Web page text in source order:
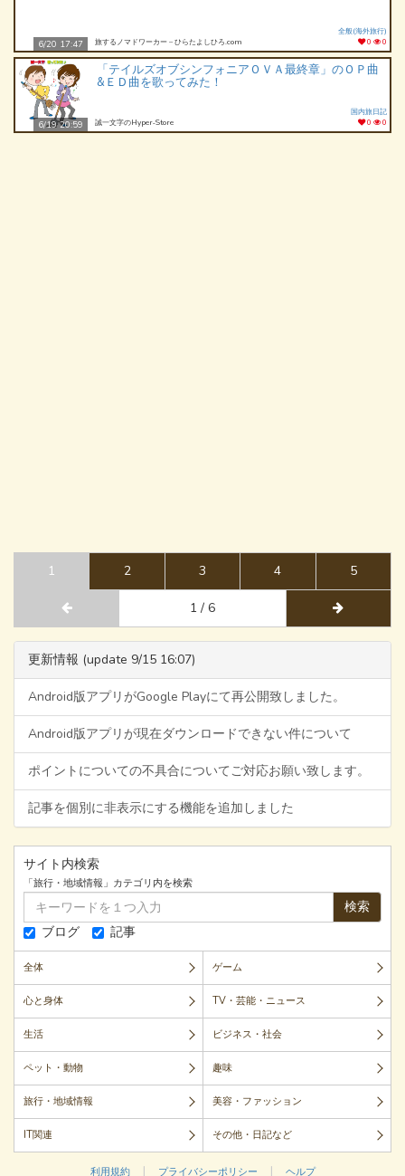
6/20 17:47 旅するノマドワーカー – ひらたよしひろ.com
全般(海外旅行)
0
0
6/19 20:59
「テイルズオブシンフォニアＯＶＡ最終章」のＯＰ曲
&ＥＤ曲を歌ってみた！
誠一文字のHyper‐Store
国内旅日記
0
0
1 2 3 4 5
1 / 6
更新情報 (update 9/15 16:07)
Android版アプリがGoogle Playにて再公開致しました。
Android版アプリが現在ダウンロードできない件について
ポイントについての不具合についてご対応お願い致します。
記事を個別に非表示にする機能を追加しました
サイト内検索
「旅行・地域情報」カテゴリ内を検索
検索
ブログ
記事
全体 ゲーム
心と身体 TV・芸能・ニュース
生活 ビジネス・社会
ペット・動物 趣味
旅行・地域情報 美容・ファッション
IT関連 その他・日記など
利用規約 | プライバシーポリシー | ヘルプ